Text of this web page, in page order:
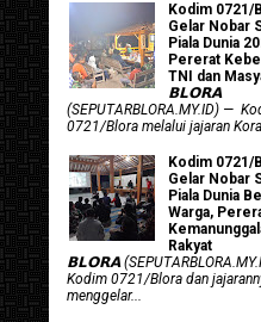
Kodim 0721/
Gelar Nobar
Piala Dunia
Pererat
TNI dan
𝗕𝗟𝗢𝗥𝗔
(SEPUTARBLORA.MY.ID) —
0721/Blora melalui jajaran
Kodim 0721/
Gelar Nobar
Piala Dunia
Warga,
Rakyat
𝗕𝗟𝗢𝗥𝗔
Kodim 0721/Blora dan
menggelar...